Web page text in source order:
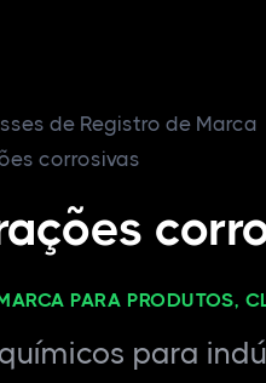
de Registro de Marca
corrosivas
PARA PRODUTOS,
para